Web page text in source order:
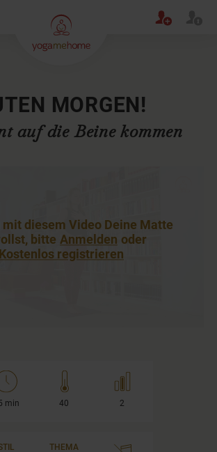
MORGEN!
auf die Beine kommen
mit diesem Video Deine Matte
bitte Anmelden oder
Kostenlos registrieren
min 40 2
THEMA